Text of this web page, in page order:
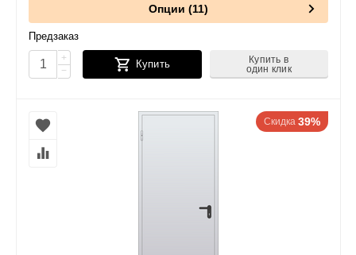
Опции (11)
Предзаказ
+
−
Купить
Купить в
один клик
Скидка 39%